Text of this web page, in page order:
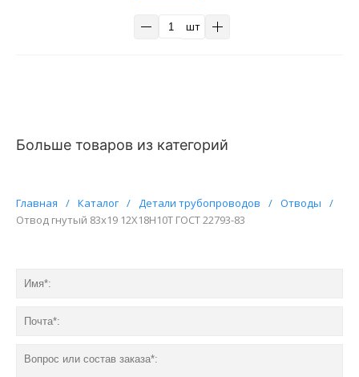
шт
Больше товаров из категорий
Главная / Каталог / Детали трубопроводов / Отводы
/
Отвод гнутый 83х19 12Х18Н10Т ГОСТ 22793-83